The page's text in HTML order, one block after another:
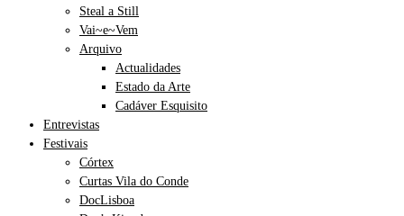
Steal a Still
Vai~e~Vem
Arquivo
Actualidades
Estado da Arte
Cadáver Esquisito
Entrevistas
Festivais
Córtex
Curtas Vila do Conde
DocLisboa